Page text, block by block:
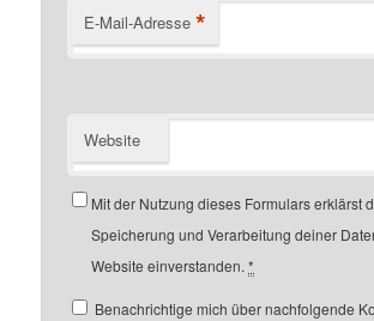
E-Mail-Adresse *
Website
Mit der Nutzung dieses Formulars erklärst
Speicherung und Verarbeitung deiner
Website einverstanden.*
Benachrichtige mich über nachfolgende